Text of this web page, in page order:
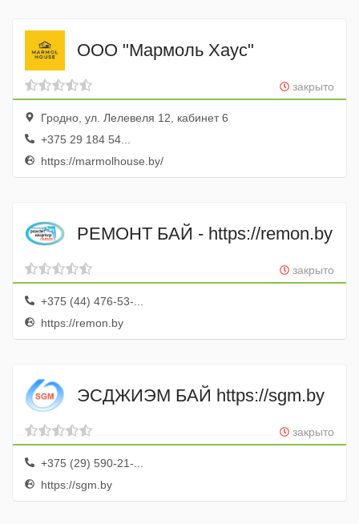
ООО "Мармоль Хаус"
закрыто
Гродно, ул. Лелевеля 12, кабинет 6
+375 29 184 54...
https://marmolhouse.by/
РЕМОНТ БАЙ - https://remon.by
закрыто
+375 (44) 476-53-...
https://remon.by
ЭСДЖИЭМ БАЙ https://sgm.by
закрыто
+375 (29) 590-21-...
https://sgm.by